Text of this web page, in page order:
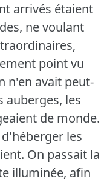
arrivés étaient
ne voulant
point vu
n'en avait peut-
auberges, les
de monde.
les
On passait la
illuminée, afin